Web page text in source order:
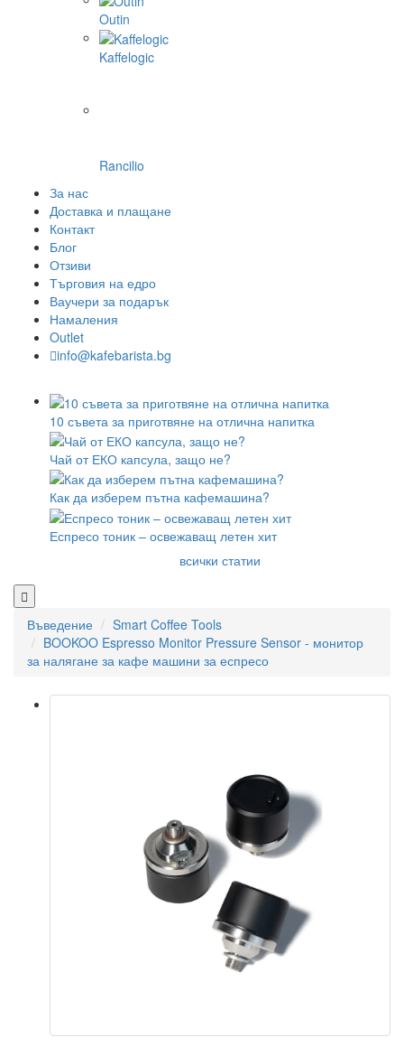
Outin
Kaffelogic
Rancilio
За нас
Доставка и плащане
Контакт
Блог
Отзиви
Търговия на едро
Ваучери за подарък
Намаления
Outlet
info@kafebarista.bg
10 съвета за приготвяне на отлична напитка
Чай от ЕКО капсула, защо не?
Как да изберем пътна кафемашина?
Еспресо тоник – освежаващ летен хит
всички статии
Въведение
Smart Coffee Tools
BOOKOO Espresso Monitor Pressure Sensor - монитор
за налягане за кафе машини за еспресо